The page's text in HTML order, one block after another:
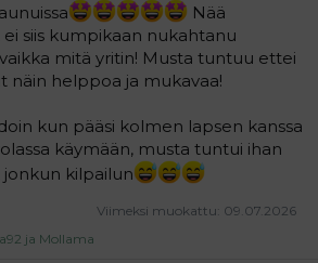
Nää
siis kumpikaan nukahtanu
mitä yritin! Musta tuntuu ettei
näin helppoa ja mukavaa!
kun pääsi kolmen lapsen kanssa
käymään, musta tuntui ihan
kilpailun
Viimeksi muokattu: 09.07.2026
ja Mollama